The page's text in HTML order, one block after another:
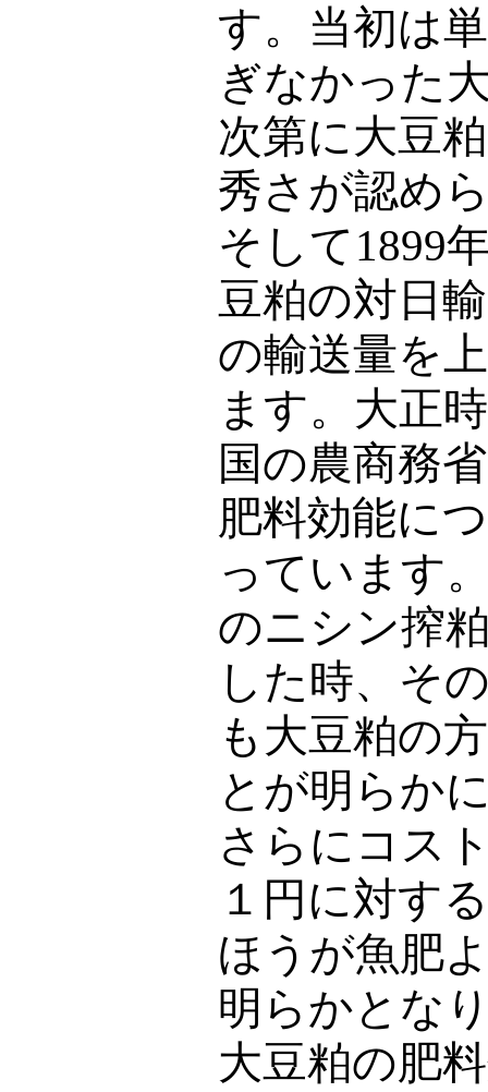
す。当初は
ぎなかった
次第に大豆
秀さが認め
そして 1899
豆粕の対日
の輸送量を
ます。大正
国の農商務
肥料効能に
っています
のニシン搾
した時、そ
も大豆粕の
とが明らか
さらにコス
１円に対す
ほうが魚肥
明らかとな
大豆粕の肥